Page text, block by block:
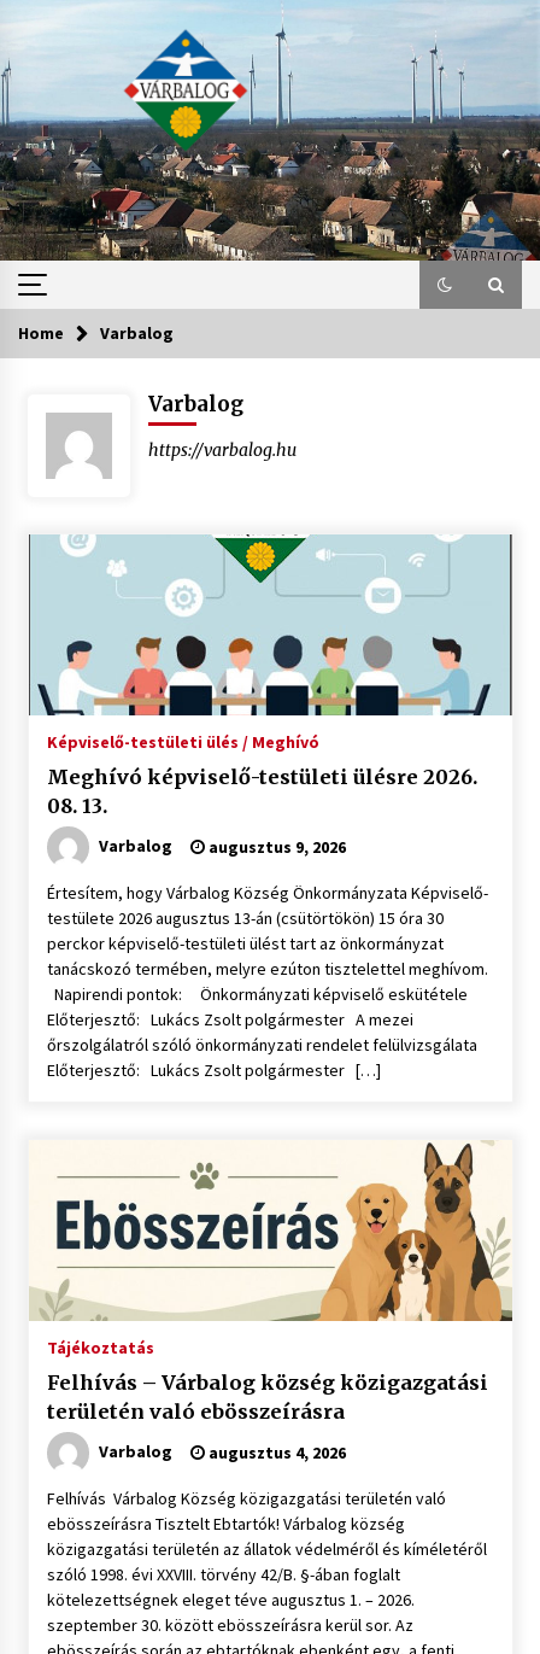
content
Home Varbalog
Varbalog
https://varbalog.hu
Képviselő-testületi ülés / Meghívó
Meghívó képviselő-testületi ülésre 2026.
08. 13.
Varbalog augusztus 9, 2026
Értesítem, hogy Várbalog Község Önkormányzata Képviselő-
testülete 2026 augusztus 13-án (csütörtökön) 15 óra 30
perckor képviselő-testületi ülést tart az önkormányzat
tanácskozó termében, melyre ezúton tisztelettel meghívom.
Napirendi pontok: Önkormányzati képviselő eskütétele
Előterjesztő: Lukács Zsolt polgármester A mezei
őrszolgálatról szóló önkormányzati rendelet felülvizsgálata
Előterjesztő: Lukács Zsolt polgármester […]
Tájékoztatás
Felhívás – Várbalog község közigazgatási
területén való ebösszeírásra
Varbalog augusztus 4, 2026
Felhívás Várbalog Község közigazgatási területén való
ebösszeírásra Tisztelt Ebtartók! Várbalog község
közigazgatási területén az állatok védelméről és kíméletéről
szóló 1998. évi XXVIII. törvény 42/B. §-ában foglalt
kötelezettségnek eleget téve augusztus 1. – 2026.
szeptember 30. között ebösszeírásra kerül sor. Az